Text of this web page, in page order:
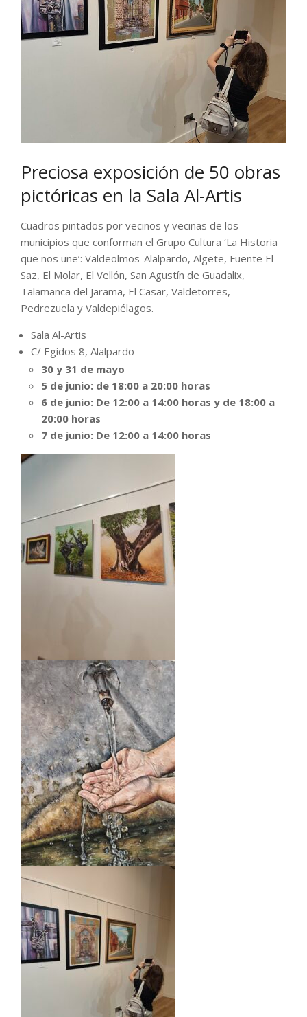
Preciosa exposición de 50 obras
pictóricas en la Sala Al-Artis
Cuadros pintados por vecinos y vecinas de los
municipios que conforman el Grupo Cultura ‘La Historia
que nos une’: Valdeolmos-Alalpardo, Algete, Fuente El
Saz, El Molar, El Vellón, San Agustín de Guadalix,
Talamanca del Jarama, El Casar, Valdetorres,
Pedrezuela y Valdepiélagos.
Sala Al-Artis
C/ Egidos 8, Alalpardo
30 y 31 de mayo
5 de junio: de 18:00 a 20:00 horas
6 de junio: De 12:00 a 14:00 horas y de 18:00 a
20:00 horas
7 de junio: De 12:00 a 14:00 horas